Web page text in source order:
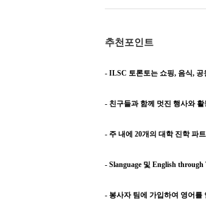
추천포인트
- ILSC 토론토는 쇼핑, 음식,
- 친구들과 함께 멋진 행사와
- 주 내에 20개의 대학 진학 파
- Slanguage 및 English
- 봉사자 팀에 가입하여 영어를